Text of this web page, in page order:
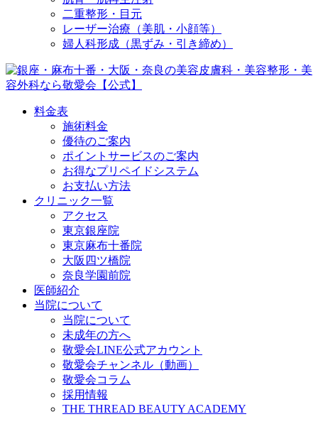
二重整形・目元
レーザー治療（美肌・小顔等）
婦人科形成（黒ずみ・引き締め）
料金表
施術料金
優待のご案内
ポイントサービスのご案内
お得なプリペイドシステム
お支払い方法
クリニック一覧
アクセス
東京銀座院
東京麻布十番院
大阪四ツ橋院
奈良学園前院
医師紹介
当院について
当院について
未成年の方へ
敬愛会LINE公式アカウント
敬愛会チャンネル（動画）
敬愛会コラム
採用情報
THE THREAD BEAUTY ACADEMY